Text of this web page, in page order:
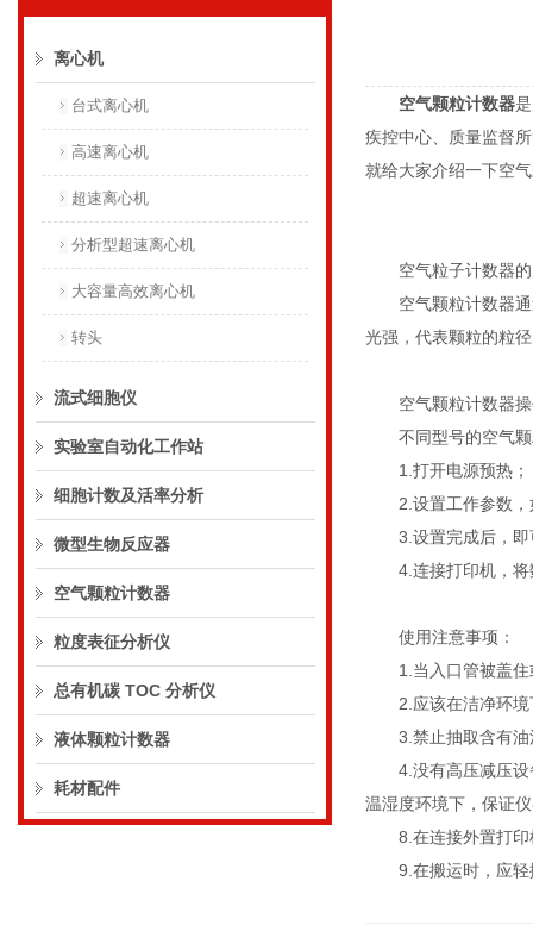
离心机
台式离心机
高速离心机
超速离心机
分析型超速离心机
大容量高效离心机
转头
流式细胞仪
实验室自动化工作站
细胞计数及活率分析
微型生物反应器
空气颗粒计数器
粒度表征分析仪
总有机碳 TOC 分析仪
液体颗粒计数器
耗材配件
空气颗粒计数器
疾控中心、质量监督
就给大家介绍一下空
空气粒子计数器的
空气颗粒计数器通
光强，代表颗粒的粒
空气颗粒计数器操
不同型号的空气颗
1.打开电源预热；
2.设置工作参数，如
3.设置完成后，即
4.连接打印机，将
使用注意事项：
1.当入口管被盖住
2.应该在洁净环境
3.禁止抽取含有油污
4.没有高压减压设备
温湿度环境下，保证
8.在连接外置打印机
9.在搬运时，应轻搬